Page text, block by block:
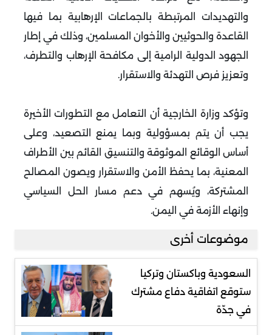
والتهديدات المرتبطة بالجماعات الإرهابية بما فيها
القاعدة والحوثيين والأخوان المسلمين، وذلك في إطار
الجهود الدولية الرامية إلى مكافحة الإرهاب والتطرف،
وتعزيز فرص التهدئة والاستقرار.
وتؤكد وزارة الخارجية أن التعامل مع التطورات الأخيرة
يجب أن يتم بمسؤولية وبما يمنع التصعيد، وعلى
أساس الوقائع الموثوقة والتنسيق القائم بين الأطراف
المعنية، بما يحفظ الأمن والاستقرار ويصون المصالح
المشتركة، ويُسهم في دعم مسار الحل السياسي
وإنهاء الأزمة في اليمن.
موضوعات أخرى
السعودية وباكستان وتركيا
ستوقع اتفاقية دفاع مشترك
في جدّة